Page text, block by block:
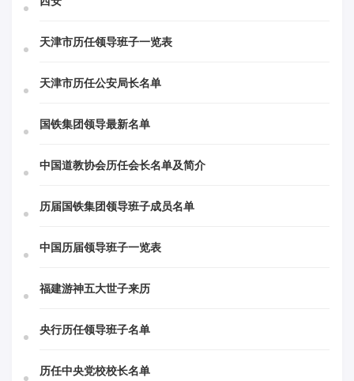
天津市历任领导班子一览表
天津市历任公安局长名单
国铁集团领导最新名单
中国道教协会历任会长名单及简介
历届国铁集团领导班子成员名单
中国历届领导班子一览表
福建游神五大世子来历
央行历任领导班子名单
历任中央党校校长名单